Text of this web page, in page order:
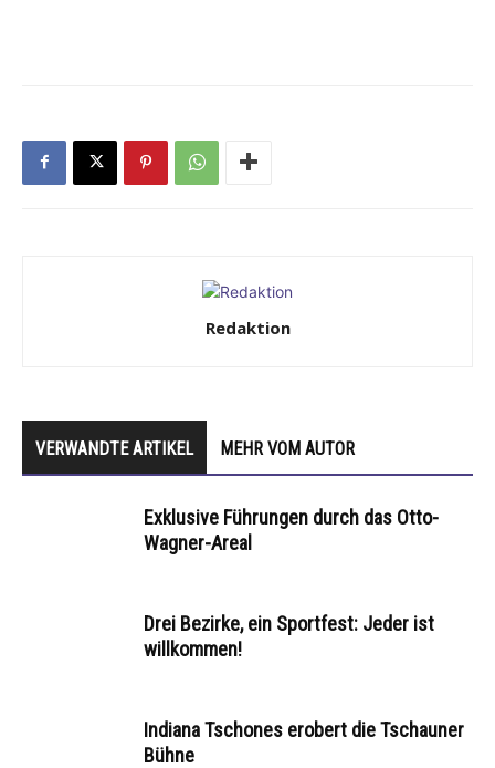
Redaktion
VERWANDTE ARTIKEL MEHR VOM AUTOR
Exklusive Führungen durch das Otto-
Wagner-Areal
Drei Bezirke, ein Sportfest: Jeder ist
willkommen!
Indiana Tschones erobert die Tschauner
Bühne